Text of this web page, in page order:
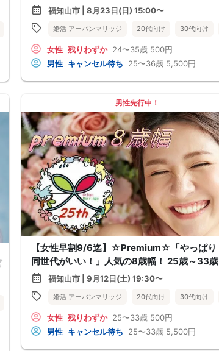
福知山市
福知山市 | 8月23日(日) 15:00〜
婚活 アーバンマリッジ 20代向け 30代向け
女性 残りわずか 24〜35歳 500円
男性 キャンセル待ち 25〜36歳 5,500円
福知山市
男性先行中！
【女性早割9/6迄】☆Premium☆「やっぱり
同世代がいい！」人気の8歳幅！ 25歳～33歳
福知山市 | 9月12日(土) 19:30〜
婚活 アーバンマリッジ 20代向け 30代向け
女性 残りわずか 25〜33歳 500円
男性 キャンセル待ち 25〜33歳 5,500円